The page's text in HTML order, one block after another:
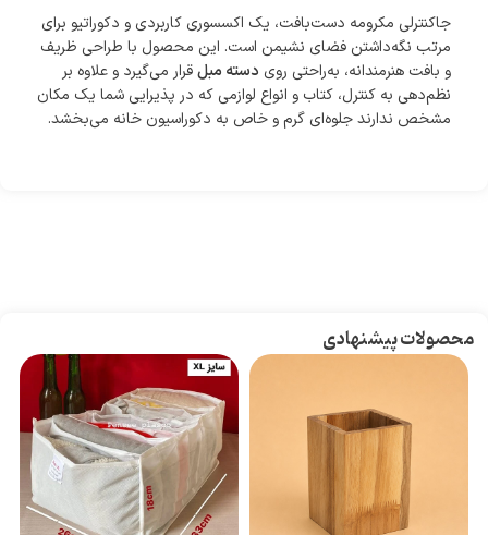
جاکنترلی مکرومه دست‌بافت، یک اکسسوری کاربردی و دکوراتیو برای
مرتب نگه‌داشتن فضای نشیمن است. این محصول با طراحی ظریف
و بافت هنرمندانه، به‌راحتی روی دسته مبلقرار می‌گیرد و علاوه بر
نظم‌دهی به کنترل، کتاب و انواع لوازمی که در پذیرایی شما یک مکان
مشخص ندارند جلوه‌ای گرم و خاص به دکوراسیون خانه می‌بخشد.
محصولات پیشنهادی